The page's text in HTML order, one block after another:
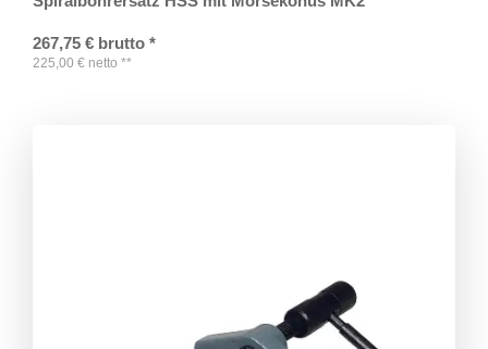
267,75 € brutto *
225,00 € netto **